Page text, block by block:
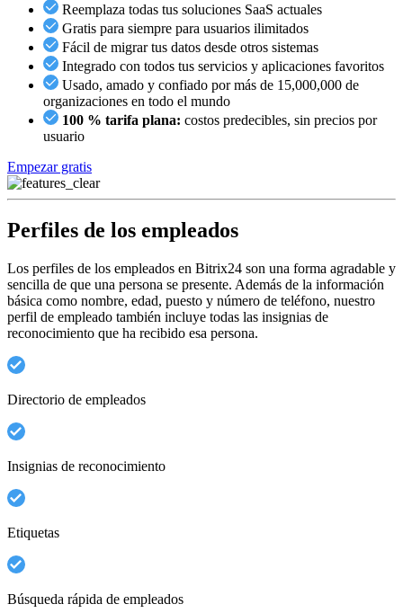
Reemplaza todas tus soluciones SaaS actuales
Gratis para siempre para usuarios ilimitados
Fácil de migrar tus datos desde otros sistemas
Integrado con todos tus servicios y aplicaciones favoritos
Usado, amado y confiado por más de 15,000,000 de
organizaciones en todo el mundo
100 % tarifa plana: costos predecibles, sin precios por
usuario
Empezar gratis
Perfiles de los empleados
Los perfiles de los empleados en Bitrix24 son una forma agradable y
sencilla de que una persona se presente. Además de la información
básica como nombre, edad, puesto y número de teléfono, nuestro
perfil de empleado también incluye todas las insignias de
reconocimiento que ha recibido esa persona.
Directorio de empleados
Insignias de reconocimiento
Etiquetas
Búsqueda rápida de empleados